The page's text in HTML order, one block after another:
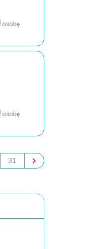
osobę
osobę
31